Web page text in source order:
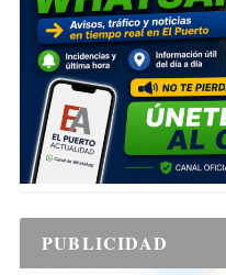
PUBLICIDAD